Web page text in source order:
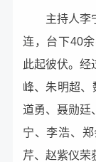
主持人李
连，台下40
此起彼伏。经
峰、朱明超、
道勇、聂勋廷
宁、李浩、
芹、赵紫仪荣